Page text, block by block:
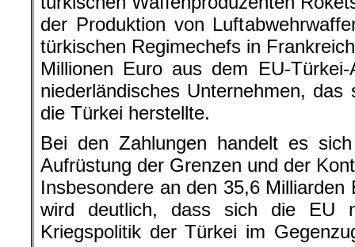
Bei den Zahlungen handelt es
Aufrüstung der Grenzen und der
Insbesondere an den 35,6
wird deutlich, dass sich die EU
Kriegspolitik der Türkei im
EU vor Schutzsuchenden und das
Finanzspritzen zu finanzieren. Die
ist als Führungsmacht in der EU an
bemüht sich jedoch weiterhin,
behauptete sie in ihren
Fraktion DIE LINKE. im